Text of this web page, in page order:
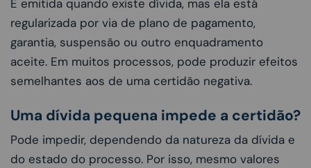
É emitida quando existe dívida, mas ela está
regularizada por via de plano de pagamento,
garantia, suspensão ou outro enquadramento
aceite. Em muitos processos, pode produzir efeitos
semelhantes aos de uma certidão negativa.
Uma dívida pequena impede a certidão?
Pode impedir, dependendo da natureza da dívida e
do estado do processo. Por isso, mesmo valores